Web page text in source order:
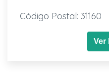
Código Postal: 31160
Ver